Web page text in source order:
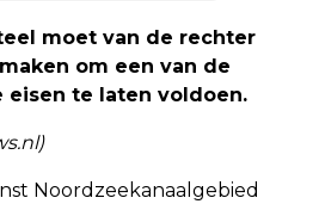
moet van de rechter
om een van de
eisen te laten voldoen.
Noordzeekanaalgebied